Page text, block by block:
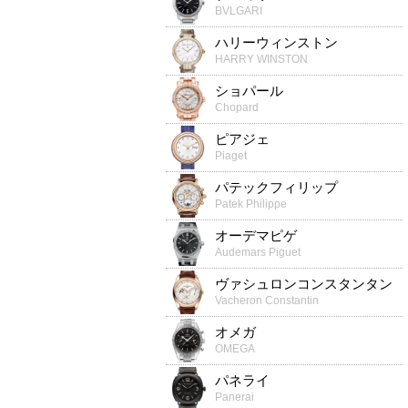
BVLGARI
ハリーウィンストン
HARRY WINSTON
ショパール
Chopard
ピアジェ
Piaget
パテックフィリップ
Patek Philippe
オーデマピゲ
Audemars Piguet
ヴァシュロンコンスタンタン
Vacheron Constantin
オメガ
OMEGA
パネライ
Panerai